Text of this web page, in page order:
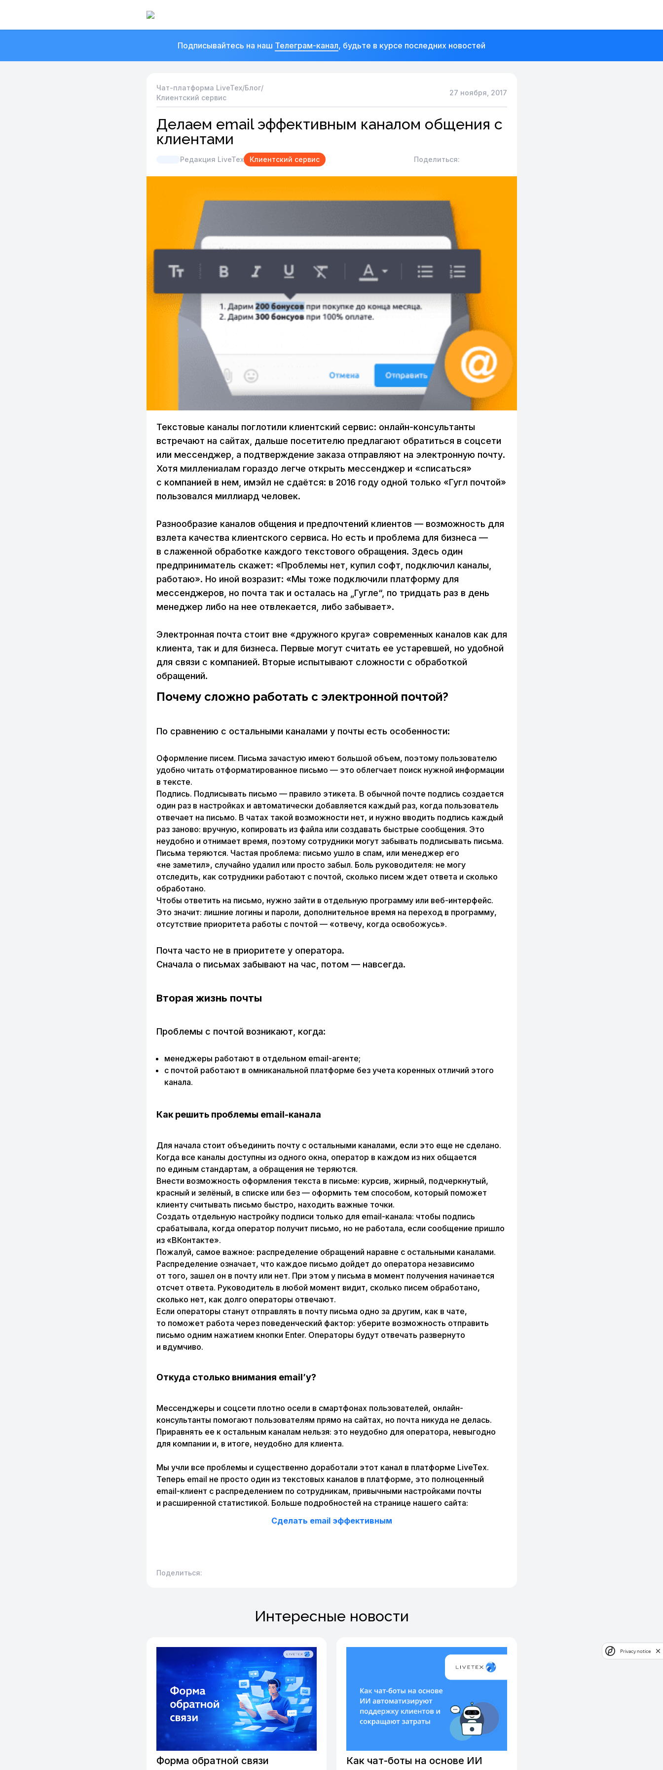
Подписывайтесь на наш Телеграм-канал, будьте в курсе последних новостей
Чат-платформа LiveTex/Блог/
Клиентский сервис
27 ноября, 2017
Делаем email эффективным каналом общения c
клиентами
Редакция LiveTex Клиентский сервис Поделиться:
Текстовые каналы поглотили клиентский сервис: онлайн-консультанты
встречают на сайтах, дальше посетителю предлагают обратиться в соцсети
или мессенджер, а подтверждение заказа отправляют на электронную почту.
Хотя миллениалам гораздо легче открыть мессенджер и «списаться»
с компанией в нем, имэйл не сдаётся: в 2016 году одной только «Гугл почтой»
пользовался миллиард человек.
Разнообразие каналов общения и предпочтений клиентов — возможность для
взлета качества клиентского сервиса. Но есть и проблема для бизнеса —
в слаженной обработке каждого текстового обращения. Здесь один
предприниматель скажет: «Проблемы нет, купил софт, подключил каналы,
работаю». Но иной возразит: «Мы тоже подключили платформу для
мессенджеров, но почта так и осталась на „Гугле“, по тридцать раз в день
менеджер либо на нее отвлекается, либо забывает».
Электронная почта стоит вне «дружного круга» современных каналов как для
клиента, так и для бизнеса. Первые могут считать ее устаревшей, но удобной
для связи с компанией. Вторые испытывают сложности с обработкой
обращений.
Почему сложно работать с электронной почтой?
По сравнению с остальными каналами у почты есть особенности:
Оформление писем. Письма зачастую имеют большой объем, поэтому пользователю
удобно читать отформатированное письмо — это облегчает поиск нужной информации
в тексте.
Подпись. Подписывать письмо — правило этикета. В обычной почте подпись создается
один раз в настройках и автоматически добавляется каждый раз, когда пользователь
отвечает на письмо. В чатах такой возможности нет, и нужно вводить подпись каждый
раз заново: вручную, копировать из файла или создавать быстрые сообщения. Это
неудобно и отнимает время, поэтому сотрудники могут забывать подписывать письма.
Письма теряются. Частая проблема: письмо ушло в спам, или менеджер его
«не заметил», случайно удалил или просто забыл. Боль руководителя: не могу
отследить, как сотрудники работают с почтой, сколько писем ждет ответа и сколько
обработано.
Чтобы ответить на письмо, нужно зайти в отдельную программу или веб-интерфейс.
Это значит: лишние логины и пароли, дополнительное время на переход в программу,
отсутствие приоритета работы с почтой — «отвечу, когда освобожусь».
Почта часто не в приоритете у оператора.
Сначала о письмах забывают на час, потом — навсегда.
Вторая жизнь почты
Проблемы с почтой возникают, когда:
менеджеры работают в отдельном email-агенте;
с почтой работают в омниканальной платформе без учета коренных отличий этого
канала.
Как решить проблемы email-канала
Для начала стоит объединить почту с остальными каналами, если это еще не сделано.
Когда все каналы доступны из одного окна, оператор в каждом из них общается
по единым стандартам, а обращения не теряются.
Внести возможность оформления текста в письме: курсив, жирный, подчеркнутый,
красный и зелёный, в списке или без — оформить тем способом, который поможет
клиенту считывать письмо быстро, находить важные точки.
Создать отдельную настройку подписи только для email-канала: чтобы подпись
срабатывала, когда оператор получит письмо, но не работала, если сообщение пришло
из «ВКонтакте».
Пожалуй, самое важное: распределение обращений наравне с остальными каналами.
Распределение означает, что каждое письмо дойдет до оператора независимо
от того, зашел он в почту или нет. При этом у письма в момент получения начинается
отсчет ответа. Руководитель в любой момент видит, сколько писем обработано,
сколько нет, как долго операторы отвечают.
Если операторы станут отправлять в почту письма одно за другим, как в чате,
то поможет работа через поведенческий фактор: уберите возможность отправить
письмо одним нажатием кнопки Enter. Операторы будут отвечать развернуто
и вдумчиво.
Откуда столько внимания email’у?
Мессенджеры и соцсети плотно осели в смартфонах пользователей, онлайн-
консультанты помогают пользователям прямо на сайтах, но почта никуда не делась.
Приравнять ее к остальным каналам нельзя: это неудобно для оператора, невыгодно
для компании и, в итоге, неудобно для клиента.
Мы учли все проблемы и существенно доработали этот канал в платформе LiveTex.
Теперь email не просто один из текстовых каналов в платформе, это полноценный
email-клиент с распределением по сотрудникам, привычными настройками почты
и расширенной статистикой. Больше подробностей на странице нашего сайта:
Сделать email эффективным
Поделиться:
Интересные новости
Форма обратной связи
Как чат-боты на основе ИИ
Privacy notice